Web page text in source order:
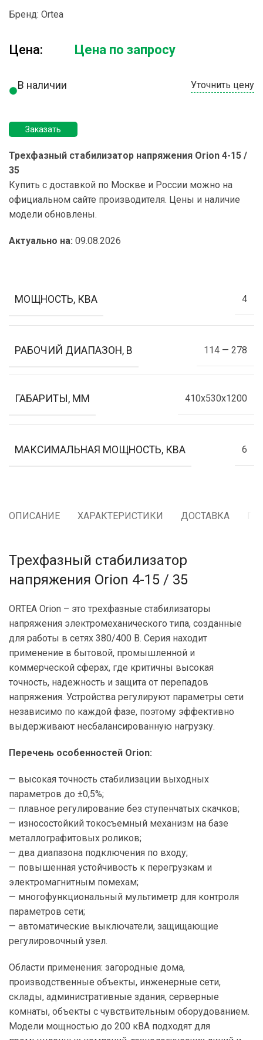
Бренд: Ortea
Цена: Цена по запросу
В наличии Уточнить цену
Заказать
Трехфазный стабилизатор напряжения Orion 4-15 /
35
Купить с доставкой по Москве и России можно на
официальном сайте производителя. Цены и наличие
модели обновлены.
Актуально на: 09.08.2026
МОЩНОСТЬ, КВА 4
РАБОЧИЙ ДИАПАЗОН, В 114 — 278
ГАБАРИТЫ, ММ 410х530х1200
МАКСИМАЛЬНАЯ МОЩНОСТЬ, КВА 6
ОПИСАНИЕ ХАРАКТЕРИСТИКИ ДОСТАВКА
Трехфазный стабилизатор
напряжения Orion 4-15 / 35
ORTEA Orion – это трехфазные стабилизаторы
напряжения электромеханического типа, созданные
для работы в сетях 380/400 В. Серия находит
применение в бытовой, промышленной и
коммерческой сферах, где критичны высокая
точность, надежность и защита от перепадов
напряжения. Устройства регулируют параметры сети
независимо по каждой фазе, поэтому эффективно
выдерживают несбалансированную нагрузку.
Перечень особенностей Orion:
— высокая точность стабилизации выходных
параметров до ±0,5%;
— плавное регулирование без ступенчатых скачков;
— износостойкий токосъемный механизм на базе
металлографитовых роликов;
— два диапазона подключения по входу;
— повышенная устойчивость к перегрузкам и
электромагнитным помехам;
— многофункциональный мультиметр для контроля
параметров сети;
— автоматические выключатели, защищающие
регулировочный узел.
Области применения: загородные дома,
производственные объекты, инженерные сети,
склады, административные здания, серверные
комнаты, объекты с чувствительным оборудованием.
Модели мощностью до 200 кВА подходят для